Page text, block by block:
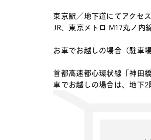
東京駅／地下道にてアクセ
JR、東京メトロ M17丸ノ内
お車でお越しの場合（駐車
首都高速都心環状線「神田
車でお越しの場合は、地下2